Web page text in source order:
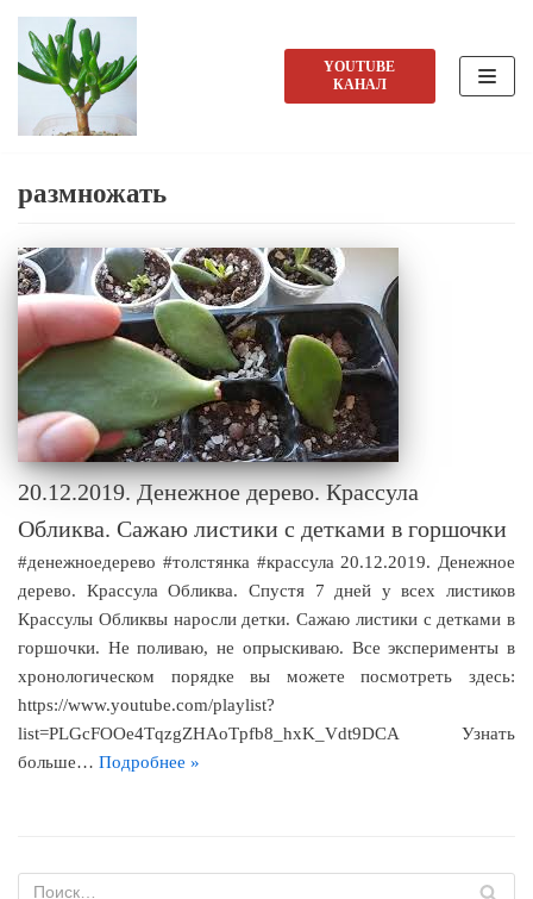
Перейти
содержимому
YOUTUBE
КАНАЛ
размножать
20.12.2019. Денежное дерево. Крассула
Обликва. Сажаю листики с детками в горшочки
#денежноедерево #толстянка #крассула 20.12.2019. Денежное
дерево. Крассула Обликва. Спустя 7 дней у всех листиков
Крассулы Обликвы наросли детки. Сажаю листики с детками в
горшочки. Не поливаю, не опрыскиваю. Все эксперименты в
хронологическом порядке вы можете посмотреть здесь:
https://www.youtube.com/playlist?
list=PLGcFOOe4TqzgZHAoTpfb8_hxK_Vdt9DCA Узнать
больше… Подробнее »